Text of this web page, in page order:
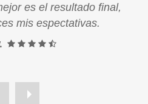
es el resultado final,
mis espectativas.